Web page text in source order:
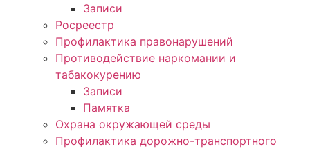
Записи
Росреестр
Профилактика правонарушений
Противодействие наркомании и
табакокурению
Записи
Памятка
Охрана окружающей среды
Профилактика дорожно-транспортного